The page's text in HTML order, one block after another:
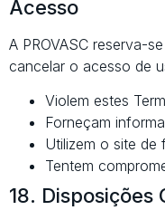
Acesso
A PROVASC reserva-
cancelar o acesso de
Violem estes
Forneçam
Utilizem o site de
Tentem
18. Disposições